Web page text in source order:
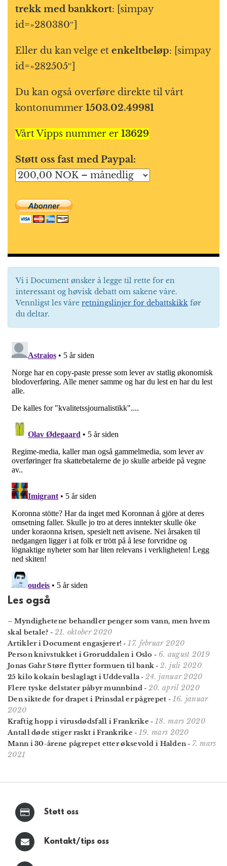
trekk med bankkort: [simpay
id=»280380″]
Eller du kan velge et enkeltbeløp: [simpay
id=»282505″]
Du kan også overføre direkte til vårt
kontonummer 1503.02.49981
Vårt Vipps nummer er 13629
Støtt oss fast med Paypal:
Vi i Document ønsker å legge til rette for en
interessant og høvisk debatt om sakene våre.
Vennligst les våre retningslinjer for debattskikk før
du deltar.
Les også
– Myndighetene behandler penger som vann, men hvem
skal betale? - 21. oktober 2020
Artikler i Document engasjerer! -17. februar 2020
Person knivstukket i Groruddalen i Oslo - 6. august 2019
Jonas Gahr Støre flytter formuen til bank -2. juli 2020
25 kilo kokain beslaglagt i Uddevalla -24. januar 2020
Flere tyske delstater påbyr munnbind- 20. april 2020
Den siktede for drapet i Prinsdal er pågrepet - 16. januar
2020
Kraftig hopp i virusdødsfall i Frankrike - 18. mars 2020
Antall døde stiger raskt i Frankrike - 19. mars 2020
Mann i 30-årene pågrepet etter øksevold i Halden- 7. mars
2021
Støtt oss
Kontakt/tips oss